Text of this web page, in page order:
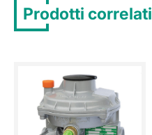
Prodotti correlati